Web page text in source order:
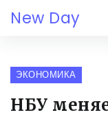
New Day
ЭКОНОМИКА
НБУ